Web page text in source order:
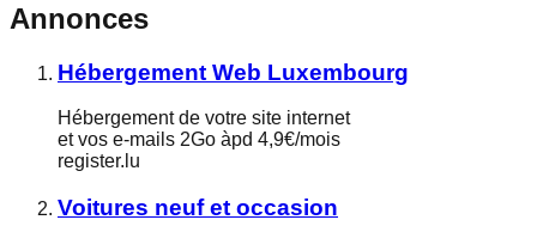
Annonces
Hébergement Web Luxembourg
Hébergement de votre site internet
et vos e-mails 2Go àpd 4,9€/mois
register.lu
Voitures neuf et occasion